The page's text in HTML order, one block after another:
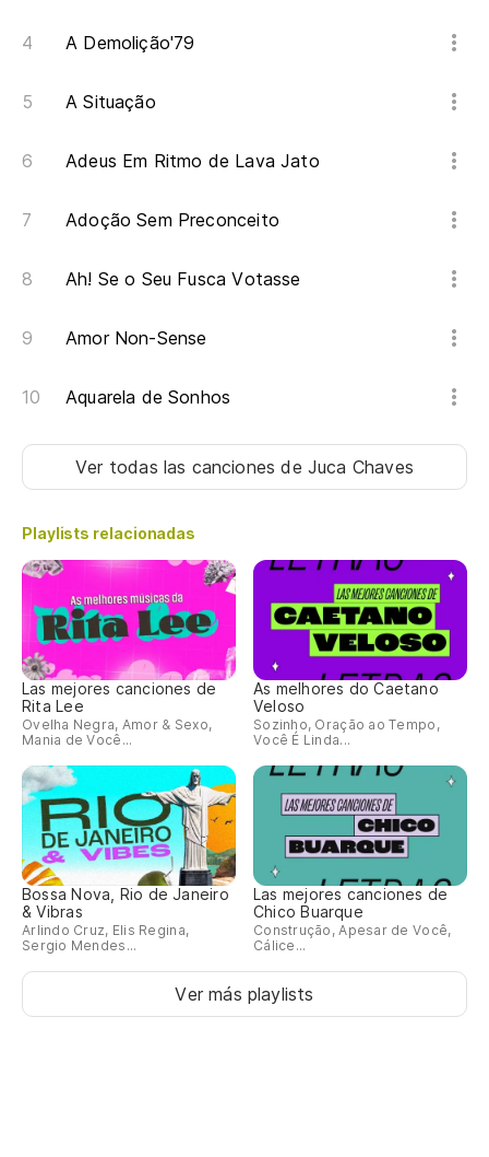
A Demolição'79
A Situação
Adeus Em Ritmo de Lava Jato
Adoção Sem Preconceito
Ah! Se o Seu Fusca Votasse
Amor Non-Sense
Aquarela de Sonhos
Ver todas las cancionesde Juca Chaves
Playlists relacionadas
Las mejores canciones de
Rita Lee
Ovelha Negra, Amor & Sexo,
Mania de Você...
As melhores do Caetano
Veloso
Sozinho, Oração ao Tempo,
Você É Linda...
Bossa Nova, Rio de Janeiro
& Vibras
Arlindo Cruz, Elis Regina,
Sergio Mendes...
Las mejores canciones de
Chico Buarque
Construção, Apesar de Você,
Cálice...
Ver más playlists